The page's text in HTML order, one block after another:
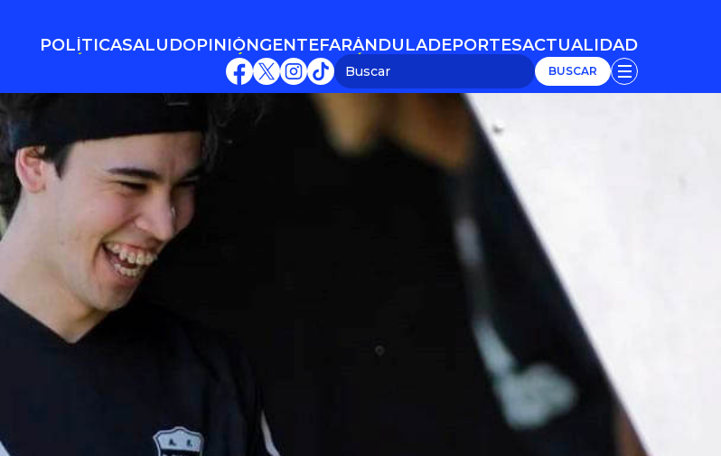
POLÍTICASALUDOPINIÓN
OPINIÓN
GENTE
GENTE
FARÁNDULA
FARÁNDULA
DEPORTESACTUALIDAD
ACTUALIDAD